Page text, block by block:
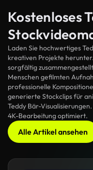
Kostenloses
Laden Sie hochwertiges
kreativen Projekte
sorgfältig
Menschen gefilmten
professionelle
generierte Stockclips für
Teddy Bär-
4K-Bearbeitung optimiert.
Alle Artikel ansehen